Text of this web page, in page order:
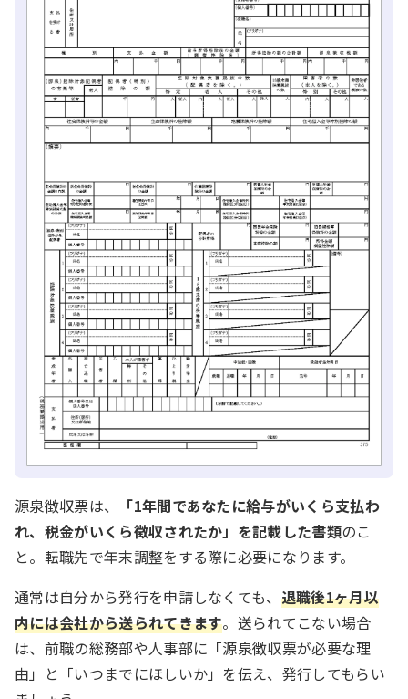
源泉徴収票は、
「1年間であなたに給与がいくら支払わ
れ、税金がいくら徴収されたか」を記載した書類のこ
と。転職先で年末調整をする際に必要になります。
通常は自分から発行を申請しなくても、 退職後1ヶ月以
内には会社から送られてきます。送られてこない場合
は、前職の総務部や人事部に「源泉徴収票が必要な理
由」と「いつまでにほしいか」を伝え、発行してもらい